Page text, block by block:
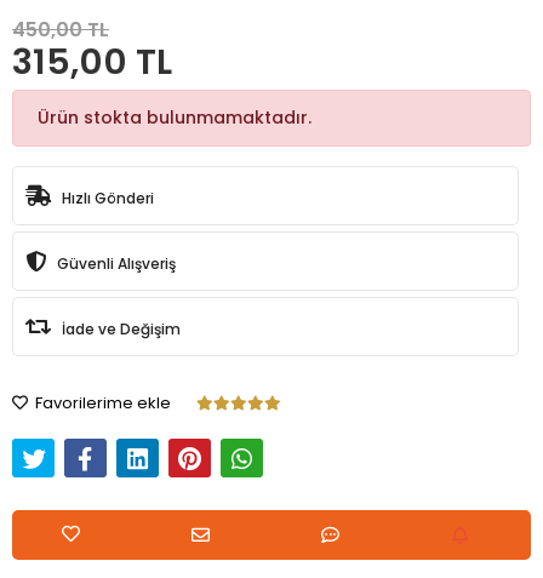
450,00 TL
315,00 TL
Ürün stokta bulunmamaktadır.
Hızlı Gönderi
Güvenli Alışveriş
İade ve Değişim
Favorilerime ekle